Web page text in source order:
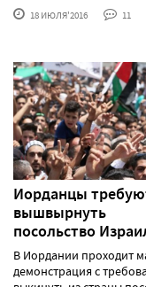
18 ИЮЛЯ'2016 11
Иорданцы
вышвырнуть
посольство
В Иордании проходит
демонстрация с